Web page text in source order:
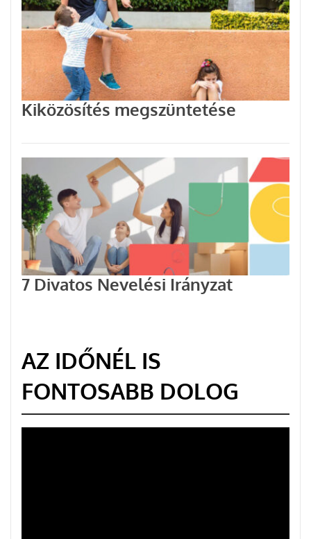
Kiközösítés megszüntetése
7 Divatos Nevelési Irányzat
AZ IDŐNÉL IS
FONTOSABB DOLOG